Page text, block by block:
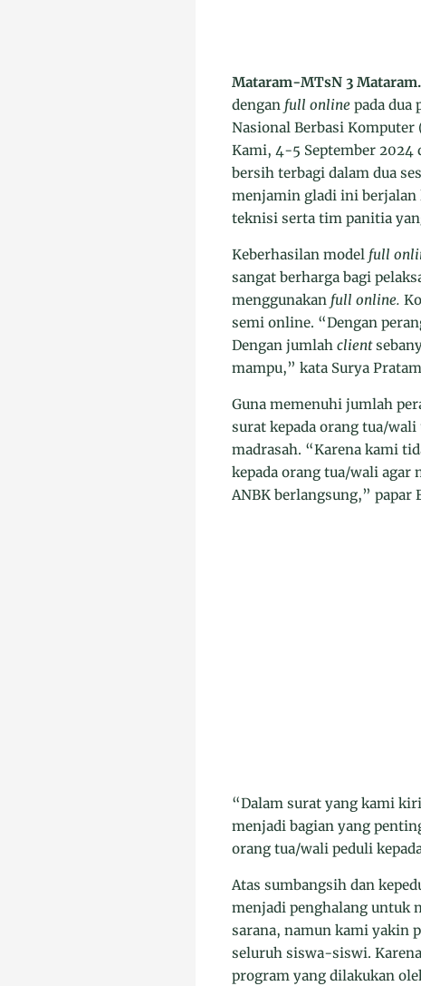
Mataram-MTsN 3 Mataram.
dengan full online pada dua
Nasional Berbasi Komputer
Kami, 4-5 September 2024
bersih terbagi dalam dua
menjamin gladi ini berjalan
teknisi serta tim panitia
Keberhasilan model full
sangat berharga bagi
menggunakan full online.
semi online. “Dengan
Dengan jumlah client
mampu,” kata Surya
Guna memenuhi jumlah
surat kepada orang tua/
madrasah. “Karena kami
kepada orang tua/wali agar
ANBK berlangsung,” papar
“Dalam surat yang kami
menjadi bagian yang
orang tua/wali peduli
Atas sumbangsih dan
menjadi penghalang untuk
sarana, namun kami yakin
seluruh siswa-siswi.
program yang dilakukan